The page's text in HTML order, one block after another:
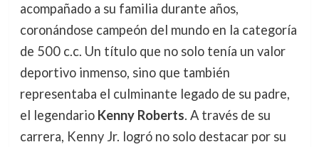
acompañado a su familia durante años,
coronándose campeón del mundo en la categoría
de 500 c.c. Un título que no solo tenía un valor
deportivo inmenso, sino que también
representaba el culminante legado de su padre,
el legendario Kenny Roberts. A través de su
carrera, Kenny Jr. logró no solo destacar por su